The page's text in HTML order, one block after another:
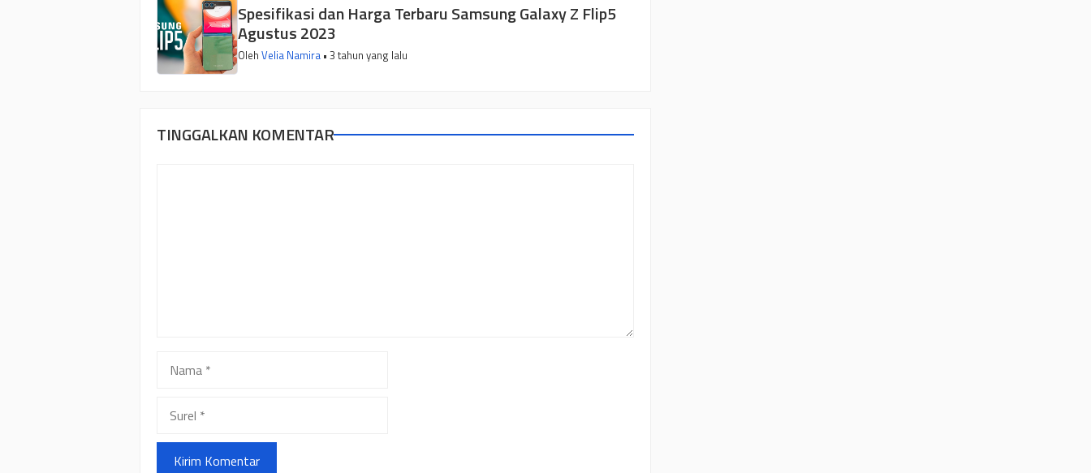
Spesifikasi dan Harga Terbaru Samsung Galaxy Z Flip5
Agustus 2023
Oleh Velia Namira • 3 tahun yang lalu
TINGGALKAN KOMENTAR